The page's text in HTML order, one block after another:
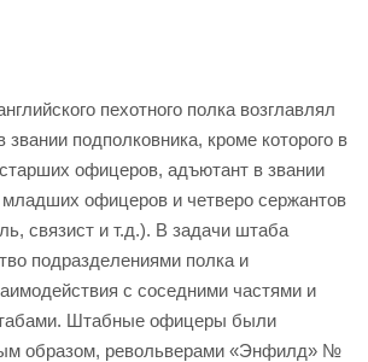
пехотного полка возглавлял
подполковника, кроме которого в
офицеров, адъютант в звании
младших офицеров и четверо сержантов
связист и т.д.). В задачи штаба
подразделениями полка и
с соседними частями и
Штабные офицеры были
образом, револьверами «Энфилд» №